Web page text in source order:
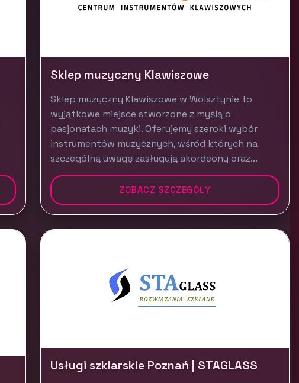
Sklep muzyczny Klawiszowe
Sklep muzyczny Klawiszowe w Wolsztynie to
wyjątkowe miejsce stworzone z myślą o
pasjonatach muzyki. Oferujemy szeroki wybór
instrumentów muzycznych, wśród których na
szczególną uwagę zasługują akordeony oraz...
ZOBACZ SZCZEGÓŁY
Usługi szklarskie Poznań | STAGLASS